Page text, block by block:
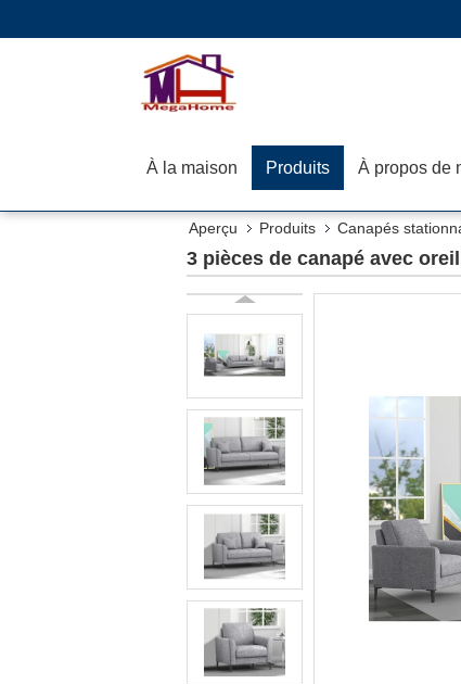
À la maison Produits À propos de
Aperçu Produits Canapés
3 pièces de canapé avec